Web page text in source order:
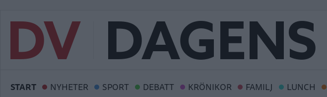
START NYHETER SPORT DEBATT KRÖNIKOR FAMILJ LUNCH